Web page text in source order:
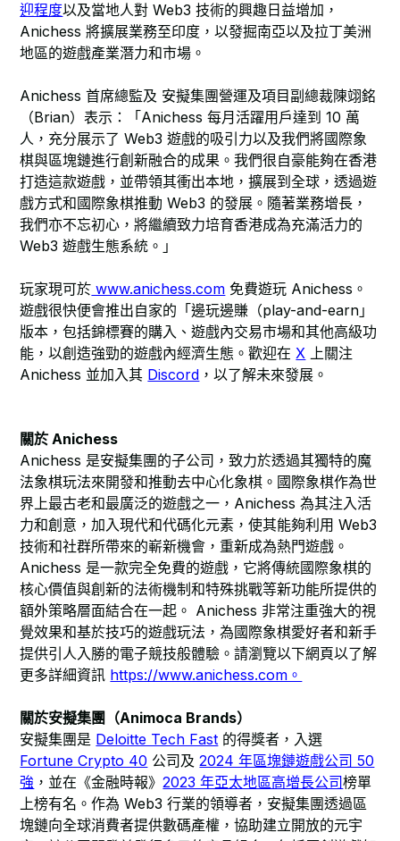
迎程度以及當地人對 Web3 技術的興趣日益增加，
Anichess 將擴展業務至印度，以發掘南亞以及拉丁美洲
地區的遊戲產業潛力和市場。
Anichess 首席總監及 安擬集團營運及項目副總裁陳翊銘
（Brian）表示：「Anichess 每月活躍用戶達到 10 萬
人，充分展示了 Web3 遊戲的吸引力以及我們將國際象
棋與區塊鏈進行創新融合的成果。我們很自豪能夠在香港
打造這款遊戲，並帶領其衝出本地，擴展到全球，透過遊
戲方式和國際象棋推動 Web3 的發展。隨著業務增長，
我們亦不忘初心，將繼續致力培育香港成為充滿活力的
Web3 遊戲生態系統。」
玩家現可於 www.anichess.com 免費遊玩 Anichess。
遊戲很快便會推出自家的「邊玩邊賺（play-and-earn」
版本，包括錦標賽的購入、遊戲內交易市場和其他高級功
能，以創造強勁的遊戲內經濟生態。歡迎在X 上關注
Anichess 並加入其 Discord ，以了解未來發展。
關於 Anichess
Anichess 是安擬集團的子公司，致力於透過其獨特的魔
法象棋玩法來開發和推動去中心化象棋。國際象棋作為世
界上最古老和最廣泛的遊戲之一，Anichess 為其注入活
力和創意，加入現代和代碼化元素，使其能夠利用 Web3
技術和社群所帶來的嶄新機會，重新成為熱門遊戲。
Anichess 是一款完全免費的遊戲，它將傳統國際象棋的
核心價值與創新的法術機制和特殊挑戰等新功能所提供的
額外策略層面結合在一起。 Anichess 非常注重強大的視
覺效果和基於技巧的遊戲玩法，為國際象棋愛好者和新手
提供引人入勝的電子競技般體驗。請瀏覽以下網頁以了解
更多詳細資訊 https://www.anichess.com。
關於安擬集團（Animoca Brands）
安擬集團是 Deloitte Tech Fast 的得獎者，入選
Fortune Crypto 40 公司及2024 年區塊鏈遊戲公司 50
強 ，並在《金融時報》2023 年亞太地區高增長公司榜單
上榜有名。作為 Web3 行業的領導者，安擬集團透過區
塊鏈向全球消費者提供數碼產權，協助建立開放的元宇